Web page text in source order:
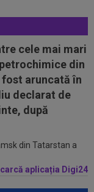
cele mai mari
din
fost aruncată în
declarat de
după
din Tatarstan a
aplicația Digi24
lui
mute pe un
o afară pe
clubul și